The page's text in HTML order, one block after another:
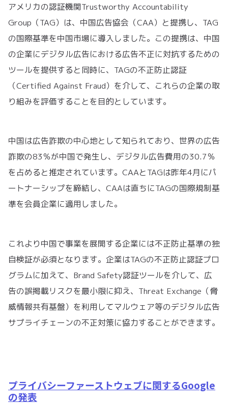
アメリカの認証機関Trustworthy Accountability
Group（TAG）は、中国広告協会（CAA）と提携し、TAG
の国際基準を中国市場に導入しました。この提携は、中国
の企業にデジタル広告における広告不正に対抗するための
ツールを提供すると同時に、TAGの不正防止認証
（Certified Against Fraud）を介して、これらの企業の取
り組みを評価することを目的としています。
中国は広告詐欺の中心地として知られており、世界の広告
詐欺の83％が中国で発生し、デジタル広告費用の30.7％
を占めると推定されています。CAAとTAGは昨年4月にパ
ートナーシップを締結し、CAAは直ちにTAGの国際規制基
準を会員企業に適用しました。
これより中国で事業を展開する企業には不正防止基準の独
自検証が必須となります。企業はTAGの不正防止認証プロ
グラムに加えて、Brand Safety認証ツールを介して、広
告の誤掲載リスクを最小限に抑え、Threat Exchange（脅
威情報共有基盤）を利用してマルウェア等のデジタル広告
サプライチェーンの不正対策に協力することができます。
プライバシーファーストウェブに関するGoogle
の発表